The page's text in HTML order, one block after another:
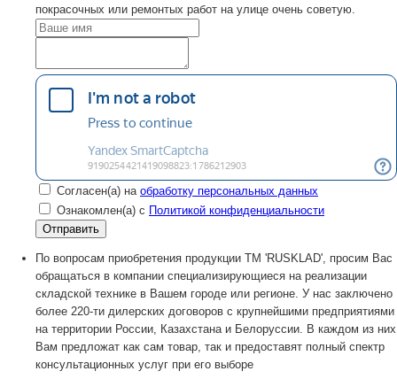
покрасочных или ремонтых работ на улице очень советую.
Согласен(а) на обработку персональных данных
Ознакомлен(а) с Политикой конфиденциальности
По вопросам приобретения продукции TM 'RUSKLAD', просим Вас
обращаться в компании специализирующиеся на реализации
складской технике в Вашем городе или регионе. У нас заключено
более 220-ти дилерских договоров с крупнейшими предприятиями
на территории России, Казахстана и Белоруссии. В каждом из них
Вам предложат как сам товар, так и предоставят полный спектр
консультационных услуг при его выборе